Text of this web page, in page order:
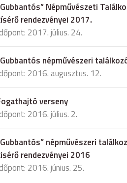
Népművészeti
rendezvényei 2017.
2017. július. 24.
népművészeri
2016. augusztus. 12.
verseny
2016. július. 2.
népművészeri
rendezvényei 2016
2016. június. 25.